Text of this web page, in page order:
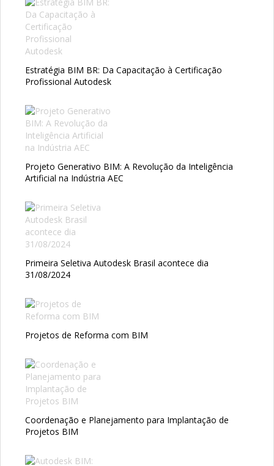
Estratégia BIM BR: Da Capacitação à Certificação
Profissional Autodesk
Projeto Generativo BIM: A Revolução da Inteligência
Artificial na Indústria AEC
Primeira Seletiva Autodesk Brasil acontece dia
31/08/2024
Projetos de Reforma com BIM
Coordenação e Planejamento para Implantação de
Projetos BIM